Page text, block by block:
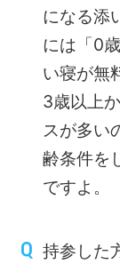
になる添
には「0
い寝が無
3歳以上
スが多い
齢条件を
ですよ。
持参した